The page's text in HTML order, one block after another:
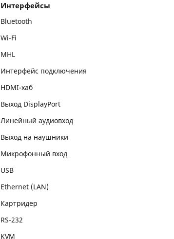
Интерфейсы
Bluetooth
Wi-Fi
MHL
Интерфейс подключения
HDMI-хаб
Выход DisplayPort
Линейный аудиовход
Выход на наушники
Микрофонный вход
USB
Ethernet (LAN)
Картридер
RS-232
KVM